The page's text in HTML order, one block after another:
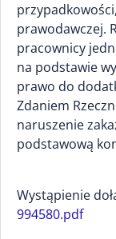
prawodawczej.
pracownicy
na podstawie
prawo do
Zdaniem
naruszenie
podstawową
Wystąpienie
994580.pdf